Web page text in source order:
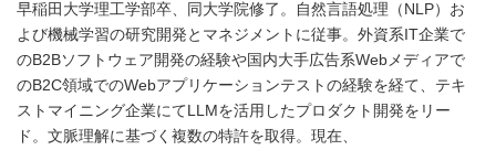
早稲田大学理工学部卒、同大学院修了。自然言語処理（NLP）お
よび機械学習の研究開発とマネジメントに従事。外資系IT企業で
のB2Bソフトウェア開発の経験や国内大手広告系Webメディアで
のB2C領域でのWebアプリケーションテストの経験を経て、テキ
ストマイニング企業にてLLMを活用したプロダクト開発をリー
ド。文脈理解に基づく複数の特許を取得。現在、